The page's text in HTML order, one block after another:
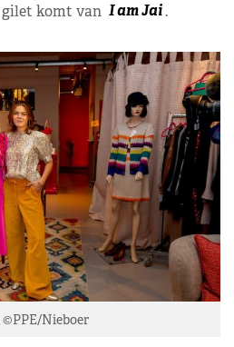
komt van I am Jai.
©PPE/Nieboer